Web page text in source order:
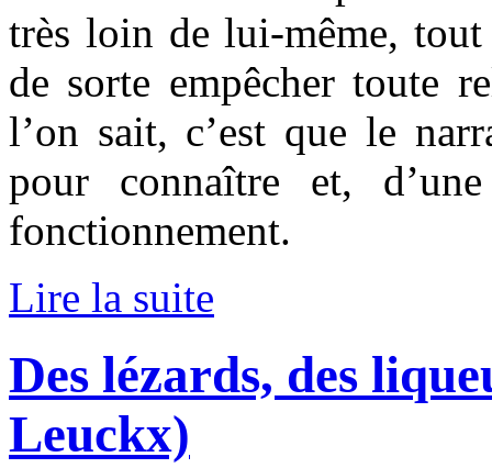
très loin de lui-même, tout
de sorte empêcher toute
l’on sait, c’est que le
pour connaître et,
fonctionnement.
Lire la suite
Des lézards, des
Leuckx)